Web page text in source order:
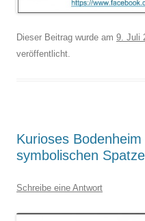
Dieser Beitrag wurde am 9. Juli
veröffentlicht.
Kurioses
symbolischen
Schreibe eine Antwort